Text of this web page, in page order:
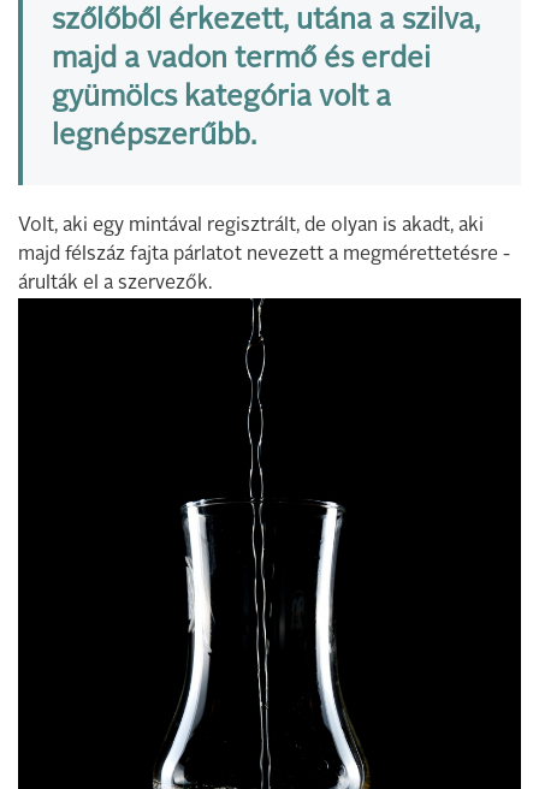
szőlőből érkezett, utána a szilva,
majd a vadon termő és erdei
gyümölcs kategória volt a
legnépszerűbb.
Volt, aki egy mintával regisztrált, de olyan is akadt, aki
majd félszáz fajta párlatot nevezett a megmérettetésre -
árulták el a szervezők.